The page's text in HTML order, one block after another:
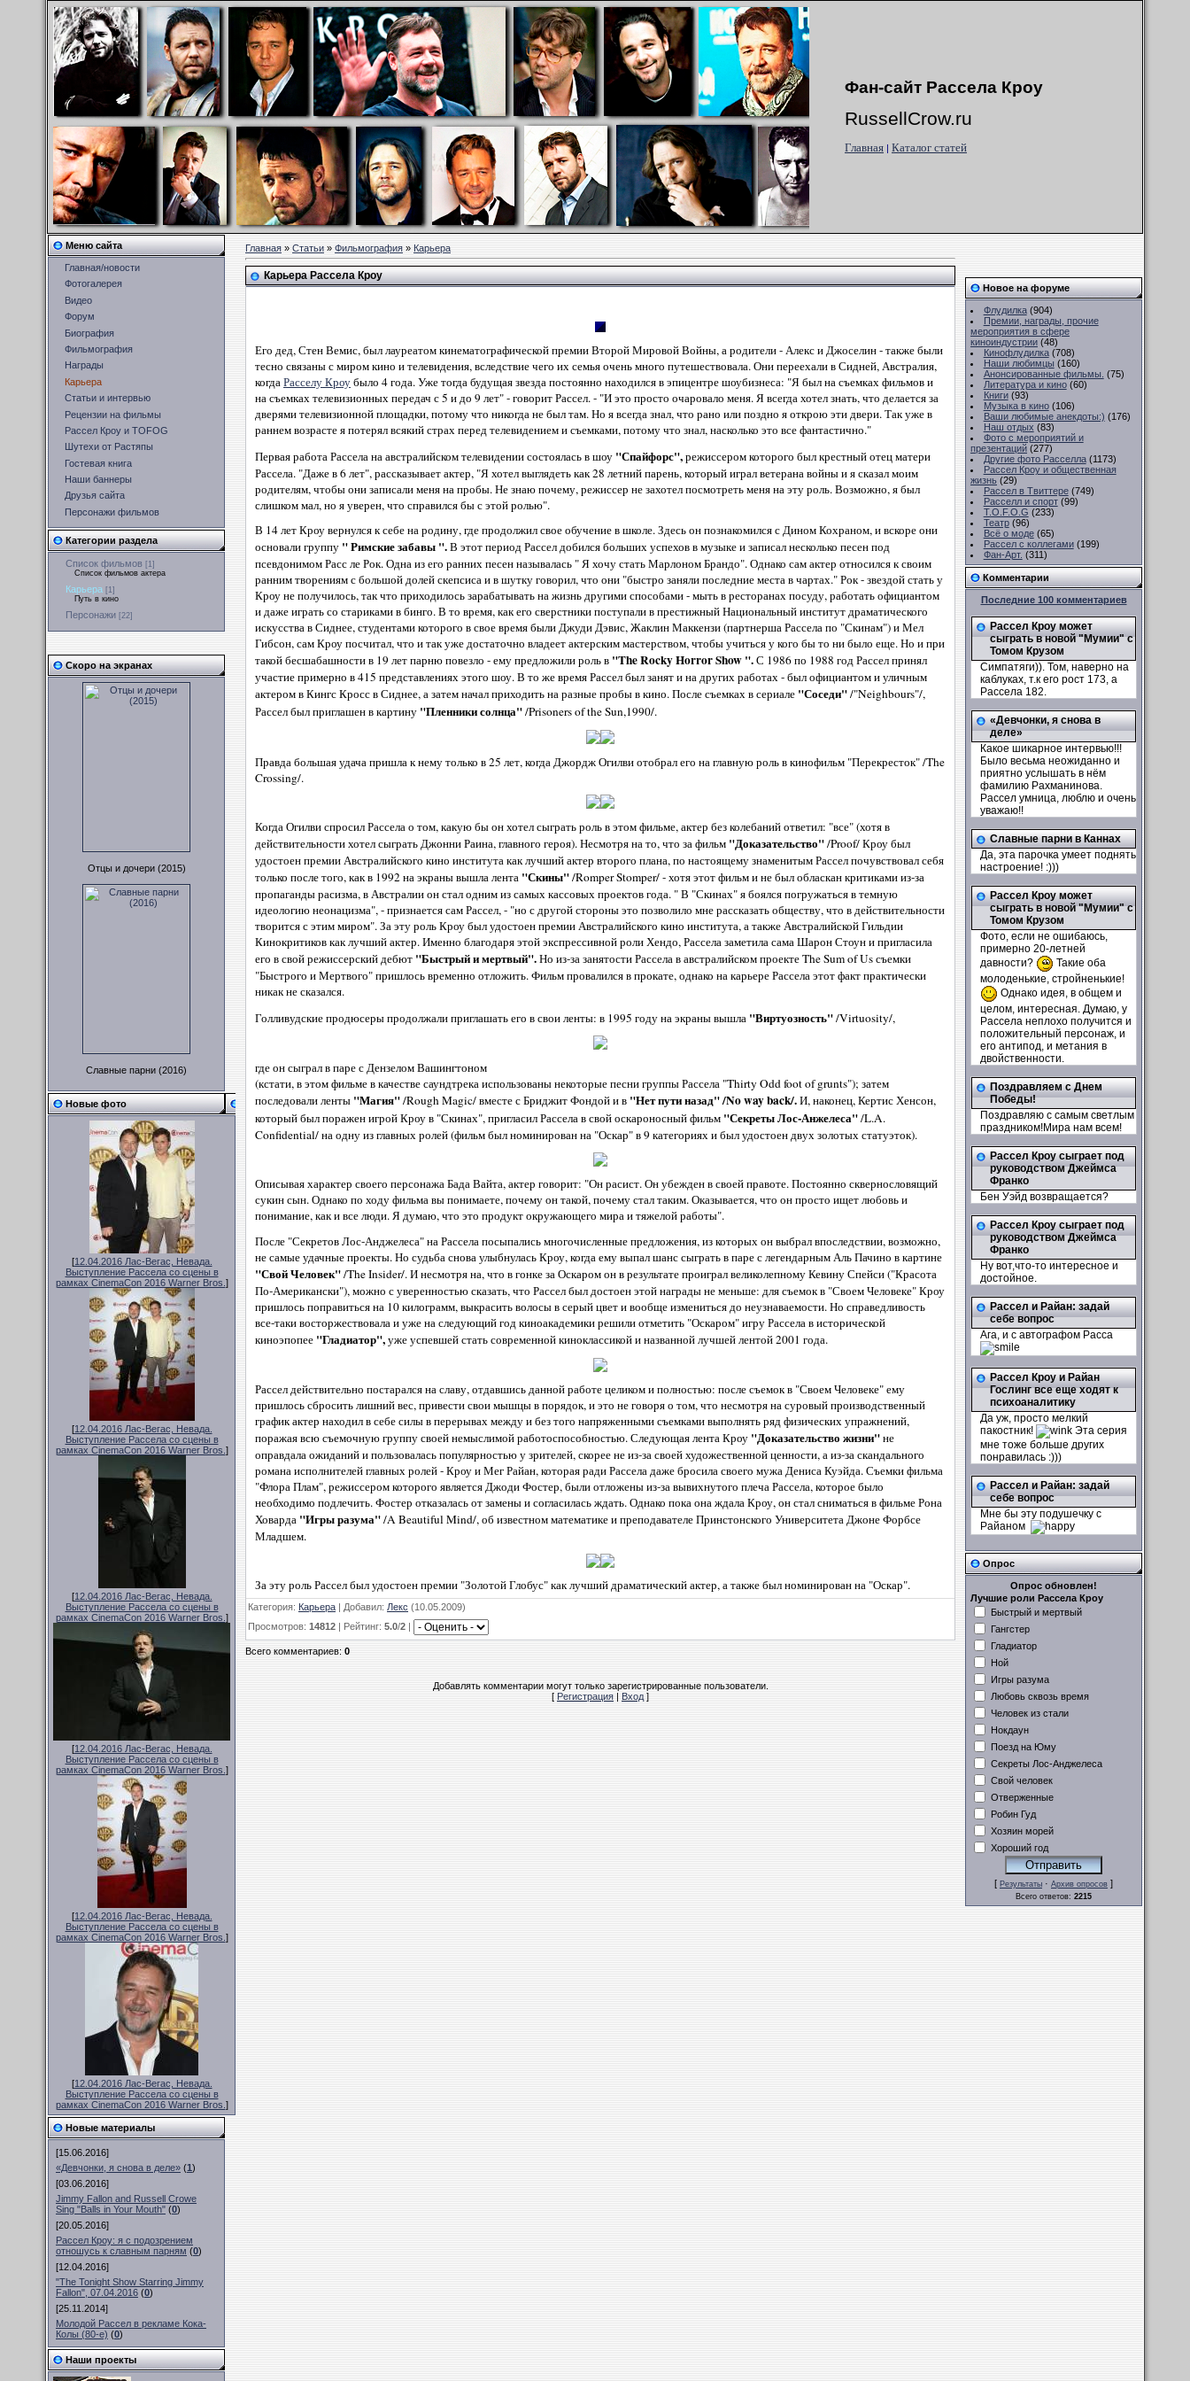
Фан-сайт Рассела Кроу
RussellCrow.ru
Главная | Каталог статей
Меню сайта
Главная/новости
Фотогалерея
Видео
Форум
Биография
Фильмография
Награды
Карьера
Статьи и интервью
Рецензии на фильмы
Рассел Кроу и TOFOG
Шутехи от Растяпы
Гостевая книга
Наши баннеры
Друзья сайта
Персонажи фильмов
Категории раздела
Список фильмов [1]
Список фильмов актера
Карьера [1]
Путь в кино
Персонажи [22]
Скоро на экранах
Отцы и дочери (2015)
Славные парни (2016)
Новые фото
[12.04.2016 Лас-Вегас, Невада.
Выступление Рассела со сцены в
рамках CinemaCon 2016 Warner Bros. ]
[12.04.2016 Лас-Вегас, Невада.
Выступление Рассела со сцены в
рамках CinemaCon 2016 Warner Bros. ]
[12.04.2016 Лас-Вегас, Невада.
Выступление Рассела со сцены в
рамках CinemaCon 2016 Warner Bros. ]
[12.04.2016 Лас-Вегас, Невада.
Выступление Рассела со сцены в
рамках CinemaCon 2016 Warner Bros. ]
[12.04.2016 Лас-Вегас, Невада.
Выступление Рассела со сцены в
рамках CinemaCon 2016 Warner Bros. ]
[12.04.2016 Лас-Вегас, Невада.
Выступление Рассела со сцены в
рамках CinemaCon 2016 Warner Bros. ]
Новые материалы
[15.06.2016]
«Девчонки, я снова в деле» (1)
[03.06.2016]
Jimmy Fallon and Russell Crowe
Sing "Balls in Your Mouth" (0)
[20.05.2016]
Рассел Кроу: я с подозрением
отношусь к славным парням (0)
[12.04.2016]
"The Tonight Show Starring Jimmy
Fallon", 07.04.2016 (0)
[25.11.2014]
Молодой Рассел в рекламе Кока-
Колы (80-е) (0)
Наши проекты
Главная»Статьи»Фильмография»Карьера
Карьера Рассела Кроу
Его дед, Стен Вемис, был лауреатом кинематографической премии Второй Мировой Войны, а родители - Алекс и Джоселин - также были
тесно связаны с миром кино и телевидения, вследствие чего их семья очень много путешествовала. Они переехали в Сидней, Австралия,
когдаРасселу Кроубыло 4 года. Уже тогда будущая звезда постоянно находился в эпицентре шоубизнеса: "Я был на съемках фильмов и
на съемках телевизионных передач с 5 и до 9 лет" - говорит Рассел. - "И это просто очаровало меня. Я всегда хотел знать, что делается за
дверями телевизионной площадки, потому что никогда не был там. Но я всегда знал, что рано или поздно я открою эти двери. Так уже в
раннем возрасте я потерял всякий страх перед телевидением и съемками, потому что знал, насколько это все фантастично."
Первая работа Рассела на австралийском телевидении состоялась в шоу "Спайфорс",режиссером которого был крестный отец матери
Рассела. "Даже в 6 лет", рассказывает актер, "Я хотел выглядеть как 28 летний парень, который играл ветерана войны и я сказал моим
родителям, чтобы они записали меня на пробы. Не знаю почему, режиссер не захотел посмотреть меня на эту роль. Возможно, я был
слишком мал, но я уверен, что справился бы с этой ролью".
В 14 лет Кроу вернулся к себе на родину, где продолжил свое обучение в школе. Здесь он познакомился с Дином Кохраном, и вскоре они
основали группу " Римские забавы ".В этот период Рассел добился больших успехов в музыке и записал несколько песен под
псевдонимом Расс ле Рок. Одна из его ранних песен называлась " Я хочу стать Марлоном Брандо". Однако сам актер относился к своим
ранним творениям с большой долей скепсиса и в шутку говорил, что они "быстро заняли последние места в чартах." Рок - звездой стать у
Кроу не получилось, так что приходилось зарабатывать на жизнь другими способами - мыть в ресторанах посуду, работать официантом
и даже играть со стариками в бинго. В то время, как его сверстники поступали в престижный Национальный институт драматического
искусства в Сиднее, студентами которого в свое время были Джуди Дэвис, Жаклин Маккензи (партнерша Рассела по "Скинам") и Мел
Гибсон, сам Кроу посчитал, что и так уже достаточно владеет актерским мастерством, чтобы учиться у кого бы то ни было еще. Но и при
такой бесшабашности в 19 лет парню повезло - ему предложили роль в "The Rocky Horror Show ".С 1986 по 1988 год Рассел принял
участие примерно в 415 представлениях этого шоу. В то же время Рассел был занят и на других работах - был официантом и уличным
актером в Кингс Кросс в Сиднее, а затем начал приходить на разные пробы в кино. После съемках в сериале "Соседи"/"Neighbours"/,
Рассел был приглашен в картину "Пленники солнца"/Prisoners of the Sun,1990/.
Правда большая удача пришла к нему только в 25 лет, когда Джордж Огилви отобрал его на главную роль в кинофильм "Перекресток" /The
Crossing/.
Когда Огилви спросил Рассела о том, какую бы он хотел сыграть роль в этом фильме, актер без колебаний ответил: "все" (хотя в
действительности хотел сыграть Джонни Раина, главного героя). Несмотря на то, что за фильм "Доказательство"/Proof/ Кроу был
удостоен премии Австралийского кино института как лучший актер второго плана, по настоящему знаменитым Рассел почувствовал себя
только после того, как в 1992 на экраны вышла лента "Скины"/Romper Stomper/ - хотя этот фильм и не был обласкан критиками из-за
пропаганды расизма, в Австралии он стал одним из самых кассовых проектов года. " В "Скинах" я боялся погружаться в темную
идеологию неонацизма", - признается сам Рассел, - "но с другой стороны это позволило мне рассказать обществу, что в действительности
творится с этим миром". За эту роль Кроу был удостоен премии Австралийского кино института, а также Австралийской Гильдии
Кинокритиков как лучший актер. Именно благодаря этой экспрессивной роли Хендо, Рассела заметила сама Шарон Стоун и пригласила
его в свой режиссерский дебют "Быстрый и мертвый".Но из-за занятости Рассела в австралийском проекте The Sum of Us съемки
"Быстрого и Мертвого" пришлось временно отложить. Фильм провалился в прокате, однако на карьере Рассела этот факт практически
никак не сказался.
Голливудские продюсеры продолжали приглашать его в свои ленты: в 1995 году на экраны вышла "Виртуозность"/Virtuosity/,
где он сыграл в паре с Дензелом Вашингтоном
(кстати, в этом фильме в качестве саундтрека использованы некоторые песни группы Рассела "Thirty Odd foot of grunts"); затем
последовали ленты "Магия"/Rough Magic/ вместе с Бриджит Фондой и в "Нет пути назад" /No way back/.И, наконец, Кертис Хенсон,
который был поражен игрой Кроу в "Скинах", пригласил Рассела в свой оскароносный фильм "Секреты Лос-Анжелеса"/L.A.
Confidential/ на одну из главных ролей (фильм был номинирован на "Оскар" в 9 категориях и был удостоен двух золотых статуэток).
Описывая характер своего персонажа Бада Вайта, актер говорит: "Он расист. Он убежден в своей правоте. Постоянно сквернословящий
сукин сын. Однако по ходу фильма вы понимаете, почему он такой, почему стал таким. Оказывается, что он просто ищет любовь и
понимание, как и все люди. Я думаю, что это продукт окружающего мира и тяжелой работы".
После "Секретов Лос-Анджелеса" на Рассела посыпались многочисленные предложения, из которых он выбрал впоследствии, возможно,
не самые удачные проекты. Но судьба снова улыбнулась Кроу, когда ему выпал шанс сыграть в паре с легендарным Аль Пачино в картине
"Свой Человек"/The Insider/. И несмотря на, что в гонке за Оскаром он в результате проиграл великолепному Кевину Спейси ("Красота
По-Американски"), можно с уверенностью сказать, что Рассел был достоен этой награды не меньше: для съемок в "Своем Человеке" Кроу
пришлось поправиться на 10 килограмм, выкрасить волосы в серый цвет и вообще измениться до неузнаваемости. Но справедливость
все-таки восторжествовала и уже на следующий год киноакадемики решили отметить "Оскаром" игру Рассела в исторической
киноэпопее "Гладиатор",уже успевшей стать современной киноклассикой и названной лучшей лентой 2001 года.
Рассел действительно постарался на славу, отдавшись данной работе целиком и полностью: после съемок в "Своем Человеке" ему
пришлось сбросить лишний вес, привести свои мышцы в порядок, и это не говоря о том, что несмотря на суровый производственный
график актер находил в себе силы в перерывах между и без того напряженными съемками выполнять ряд физических упражнений,
поражая всю съемочную группу своей немыслимой работоспособностью. Следующая лента Кроу "Доказательство жизни"не
оправдала ожиданий и пользовалась популярностью у зрителей, скорее не из-за своей художественной ценности, а из-за скандального
романа исполнителей главных ролей - Кроу и Мег Райан, которая ради Рассела даже бросила своего мужа Дениса Куэйда. Съемки фильма
"Флора Плам", режиссером которого является Джоди Фостер, были отложены из-за вывихнутого плеча Рассела, которое было
необходимо подлечить. Фостер отказалась от замены и согласилась ждать. Однако пока она ждала Кроу, он стал сниматься в фильме Рона
Ховарда "Игры разума"/A Beautiful Mind/, об известном математике и преподавателе Принстонского Университета Джоне Форбсе
Младшем.
За эту роль Рассел был удостоен премии "Золотой Глобус" как лучший драматический актер, а также был номинирован на "Оскар".
Категория: Карьера | Добавил: Лекс (10.05.2009)
Просмотров: 14812 | Рейтинг: 5.0/2 |
Всего комментариев:0
Добавлять комментарии могут только зарегистрированные пользователи.
[Регистрация|Вход]
Новое на форуме
Флудилка (904)
Премии, награды, прочие
мероприятия в сфере
киноиндустрии (48)
Кинофлудилка (708)
Наши любимцы (160)
Анонсированные фильмы. (75)
Литература и кино (60)
Книги (93)
Музыка в кино (106)
Ваши любимые анекдоты:) (176)
Наш отдых (83)
Фото с мероприятий и
презентаций (277)
Другие фото Расселла (1173)
Рассел Кроу и общественная
жизнь (29)
Рассел в Твиттере (749)
Расселл и спорт (99)
T.O.F.O.G (233)
Театр (96)
Всё о моде (65)
Рассел с коллегами (199)
Фан-Арт. (311)
Комментарии
Последние 100 комментариев
Рассел Кроу может
сыграть в новой "Мумии" с
Томом Крузом
Симпатяги)). Том, наверно на
каблуках, т.к его рост 173, а
Рассела 182.
«Девчонки, я снова в
деле»
Какое шикарное интервью!!!
Было весьма неожиданно и
приятно услышать в нём
фамилию Рахманинова.
Рассел умница, люблю и очень
уважаю!!
Славные парни в Каннах
Да, эта парочка умеет поднять
настроение! :)))
Рассел Кроу может
сыграть в новой "Мумии" с
Томом Крузом
Фото, если не ошибаюсь,
примерно 20-летней
давности?
Такие оба
молоденькие, стройненькие!
Однако идея, в общем и
целом, интересная. Думаю, у
Рассела неплохо получится и
положительный персонаж, и
его антипод, и метания в
двойственности.
Поздравляем с Днем
Победы!
Поздравляю с самым светлым
праздником!Мира нам всем!
Рассел Кроу сыграет под
руководством Джеймса
Франко
Бен Уэйд возвращается?
Рассел Кроу сыграет под
руководством Джеймса
Франко
Ну вот,что-то интересное и
достойное.
Рассел и Райан: задай
себе вопрос
Ага, и с автографом Расса
Рассел Кроу и Райан
Гослинг все еще ходят к
психоаналитику
Да уж, просто мелкий
пакостник!
Эта серия
мне тоже больше других
понравилась :)))
Рассел и Райан: задай
себе вопрос
Мне бы эту подушечку с
Райаном
Опрос
Опрос обновлен!
Лучшие роли Рассела Кроу
Быстрый и мертвый
Гангстер
Гладиатор
Ной
Игры разума
Любовь сквозь время
Человек из стали
Нокдаун
Поезд на Юму
Секреты Лос-Анджелеса
Свой человек
Отверженные
Робин Гуд
Хозяин морей
Хороший год
[ Результаты · Архив опросов ]
Всего ответов: 2215